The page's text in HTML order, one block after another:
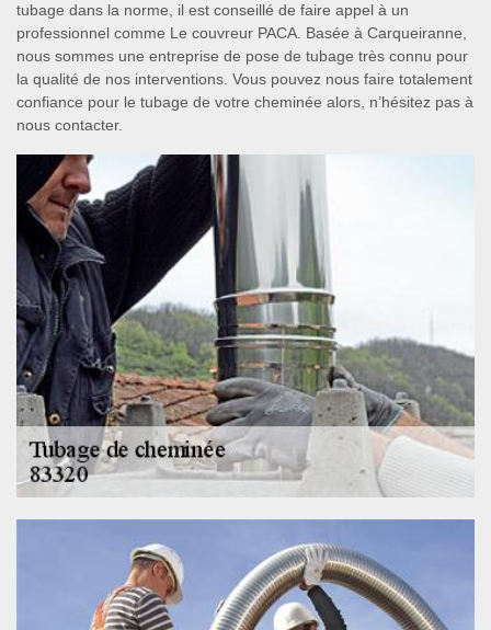
tubage dans la norme, il est conseillé de faire appel à un
professionnel comme Le couvreur PACA. Basée à Carqueiranne,
nous sommes une entreprise de pose de tubage très connu pour
la qualité de nos interventions. Vous pouvez nous faire totalement
confiance pour le tubage de votre cheminée alors, n’hésitez pas à
nous contacter.